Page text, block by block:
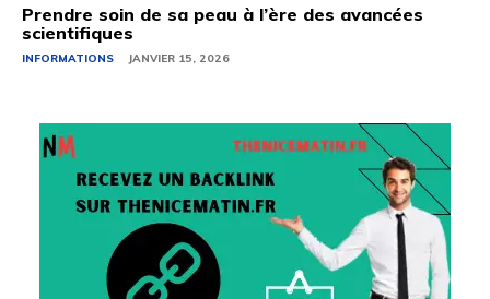
Prendre soin de sa peau à l’ère des avancées
scientifiques
INFORMATIONS JANVIER 15, 2026